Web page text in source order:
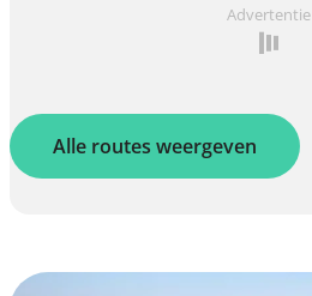
Advertentie
Alle routes weergeven